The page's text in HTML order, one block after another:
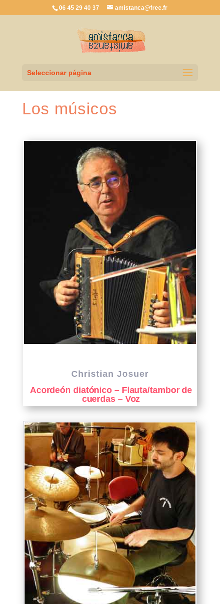
06 45 29 40 37 amistanca@free.fr
Seleccionar página
Los músicos
Christian Josuer
Acordeón diatónico – Flauta/tambor de
cuerdas – Voz